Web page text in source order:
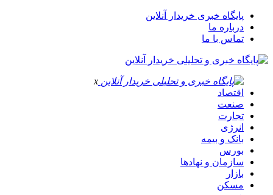
پایگاه خبری خریدار آنلاین
درباره ما
تماس با ما
x
اقتصاد
صنعت
تجارت
انرژی
بانک و بیمه
بورس
سازمان و نهادها
بازار
مسکن